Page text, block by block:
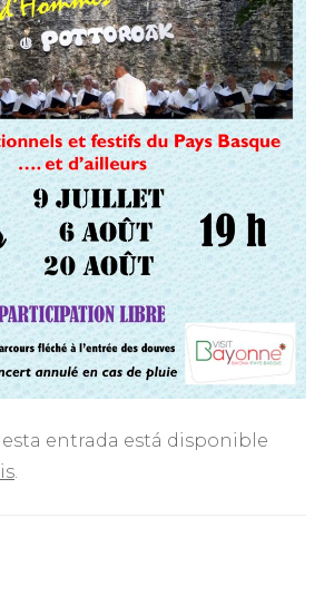
entrada está disponible
.